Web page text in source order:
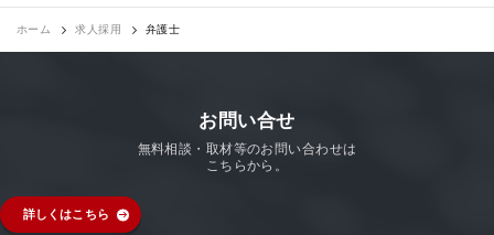
ホーム 求人採用 弁護士
お問い合せ
無料相談・取材等のお問い合わせは
こちらから。
詳しくはこちら